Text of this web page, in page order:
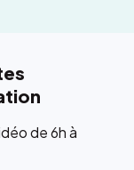
de 6h à